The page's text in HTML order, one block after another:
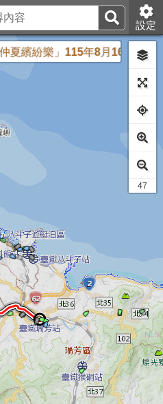
設定
紛樂」115年8月16日、8月23
43